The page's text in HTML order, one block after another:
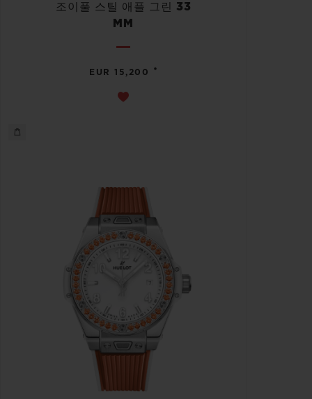
조이풀 스틸 애플 그린 33
MM
EUR 15,200 •